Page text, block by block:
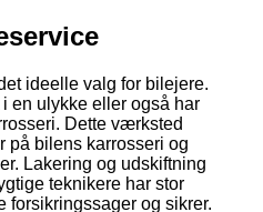
ideelle valg for bilejere.
en ulykke eller også har
Dette værksted
på bilens karrosseri og
Lakering og udskiftning
teknikere har stor
forsikringssager og sikrer.